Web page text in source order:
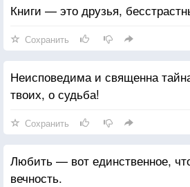
Книги — это друзья,
Сохранить
Неисповедима и священна
твоих, о судьба!
Сохранить
Любить — вот единственное,
вечность.